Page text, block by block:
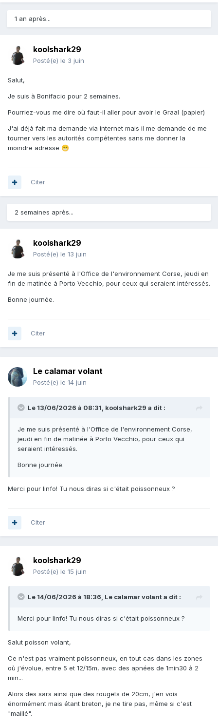
1 an après...
koolshark29
Posté(e) le 3 juin
Salut,
Je suis à Bonifacio pour 2 semaines.
Pourriez-vous me dire où faut-il aller pour avoir le Graal (papier)
J'ai déjà fait ma demande via internet mais il me demande de me
tourner vers les autorités compétentes sans me donner la
moindre adresse 😁
Citer
2 semaines après...
koolshark29
Posté(e) le 13 juin
Je me suis présenté à l'Office de l'environnement Corse, jeudi en
fin de matinée à Porto Vecchio, pour ceux qui seraient intéressés.
Bonne journée.
Citer
Le calamar volant
Posté(e) le 14 juin
Le 13/06/2026 à 08:31, koolshark29 a dit :
Je me suis présenté à l'Office de l'environnement Corse,
jeudi en fin de matinée à Porto Vecchio, pour ceux qui
seraient intéressés.
Bonne journée.
Merci pour linfo! Tu nous diras si c'était poissonneux ?
Citer
koolshark29
Posté(e) le 15 juin
Le 14/06/2026 à 18:36, Le calamar volanta dit :
Merci pour linfo! Tu nous diras si c'était poissonneux ?
Salut poisson volant,
Ce n'est pas vraiment poissonneux, en tout cas dans les zones
où j'évolue, entre 5 et 12/15m, avec des apnées de 1min30 à 2
min...
Alors des sars ainsi que des rougets de 20cm, j'en vois
énormément mais étant breton, je ne tire pas, même si c'est
"maillé".